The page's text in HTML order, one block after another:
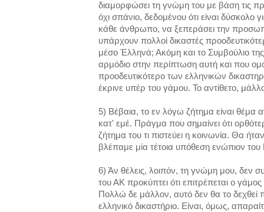
διαμορφώσει τη γνώμη του με βάση τις
όχι σπάνιο, δεδομένου ότι είναι δύσκολο
κάθε άνθρωπο, να ξεπεράσει την
υπάρχουν πολλοί δικαστές
μέσο Έλληνά; Ακόμη και το Συμβούλιο
αρμόδιο στην περίπτωση αυτή και που
προοδευτικότερο των ελληνικών
έκρινε υπέρ του γάμου. Το αντίθετο,
5) Βέβαια, το εν λόγω ζήτημα είναι
κατ' εμέ. Πράγμα που σημαίνει ότι
ζήτημα του τι πιστεύει η κοινωνία. Θα
βλέπαμε μία τέτοια υπόθεση ενώπιον
6) Άν θέλεις, λοιπόν, τη γνώμη μου, δεν
του ΑΚ προκύπτει ότι επιτρέπεται ο
Πολλώ δε μάλλον, αυτό δεν θα το δεχθεί
ελληνικό δικαστήριο. Είναι, όμως,